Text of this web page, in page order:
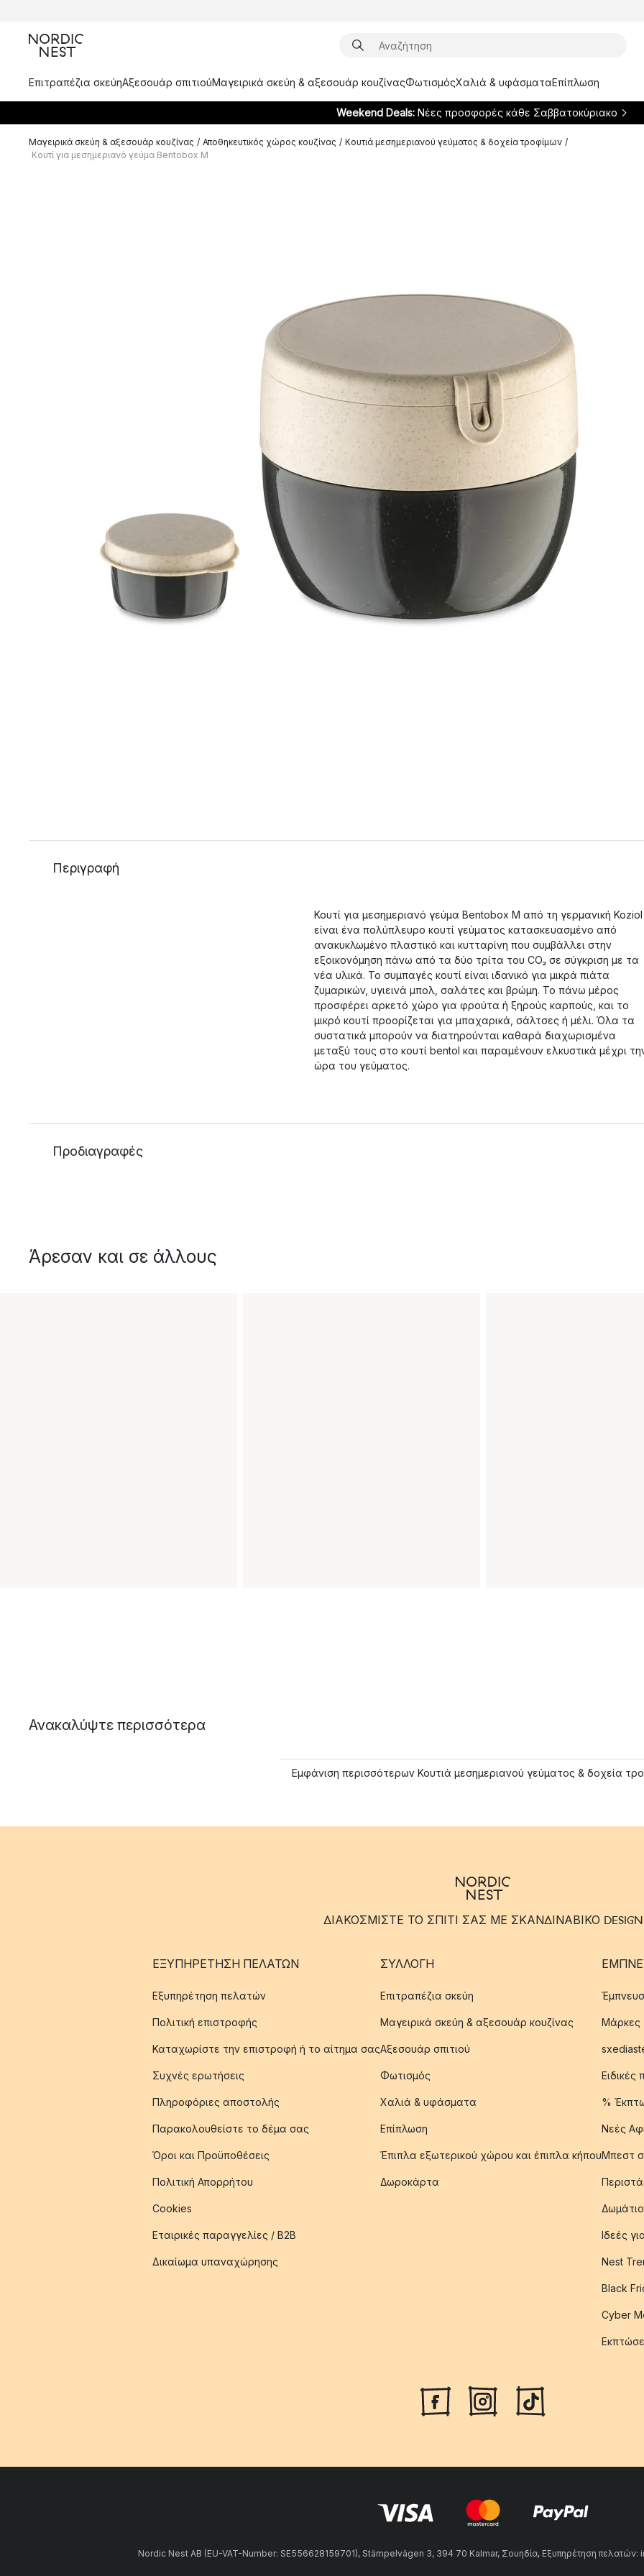
Επιτραπέζια σκεύηΑξεσουάρ σπιτιούΜαγειρικά σκεύη & αξεσουάρ κουζίναςΦωτισμόςΧαλιά & υφάσματαΕπίπλωση
Weekend Deals: Νέες προσφορές κάθε Σαββατοκύριακο
Μαγειρικά σκεύη & αξεσουάρ κουζίνας / Αποθηκευτικός χώρος κουζίνας / Κουτιά μεσημεριανού γεύματος & δοχεία τροφίμων /
Κουτί για μεσημεριανό γεύμα Bentobox M
Περιγραφή
Κουτί για μεσημεριανό γεύμα Bentobox M από τη γερμανική Koziol
είναι ένα πολύπλευρο κουτί γεύματος κατασκευασμένο από
ανακυκλωμένο πλαστικό και κυτταρίνη που συμβάλλει στην
εξοικονόμηση πάνω από τα δύο τρίτα του CO₂ σε σύγκριση με τα
νέα υλικά. Το συμπαγές κουτί είναι ιδανικό για μικρά πιάτα
ζυμαρικών, υγιεινά μπολ, σαλάτες και βρώμη. Το πάνω μέρος
προσφέρει αρκετό χώρο για φρούτα ή ξηρούς καρπούς, και το
μικρό κουτί προορίζεται για μπαχαρικά, σάλτσες ή μέλι. Όλα τα
συστατικά μπορούν να διατηρούνται καθαρά διαχωρισμένα
μεταξύ τους στο κουτί bentol και παραμένουν ελκυστικά μέχρι
ώρα του γεύματος.
Προδιαγραφές
Άρεσαν και σε άλλους
Ανακαλύψτε περισσότερα
Εμφάνιση περισσότερων Κουτιά μεσημεριανού γεύματος & δοχεία
ΔΙΑΚΟΣΜΙΣΤΕ ΤΟ ΣΠΙΤΙ ΣΑΣ ΜΕ ΣΚΑΝΔΙΝΑΒΙΚΟ DESIGN
ΕΞΥΠΗΡΈΤΗΣΗ ΠΕΛΑΤΏΝ
Εξυπηρέτηση πελατών
Πολιτική επιστροφής
Καταχωρίστε την επιστροφή ή το αίτημα σας
Συχνές ερωτήσεις
Πληροφόριες αποστολής
Παρακολουθείστε το δέμα σας
Όροι και Προϋποθέσεις
Πολιτική Απορρήτου
Cookies
Εταιρικές παραγγελίες / B2B
Δικαίωμα υπαναχώρησης
ΣΥΛΛΟΓΉ
Επιτραπέζια σκεύη
Μαγειρικά σκεύη & αξεσουάρ κουζίνας
Αξεσουάρ σπιτιού
Φωτισμός
Χαλιά & υφάσματα
Επίπλωση
Έπιπλα εξωτερικού χώρου και έπιπλα κήπου
Δωροκάρτα
Μάρκες
%
Νεές
Μπεστ
Δωμάτιο
Ιδεές
Nest
Black
Cyber
Nordic Nest AB (EU-VAT-Number: SE556628159701), Stämpelvägen 3, 394 70 Kalmar, Σουηδία, Εξυπηρέτηση